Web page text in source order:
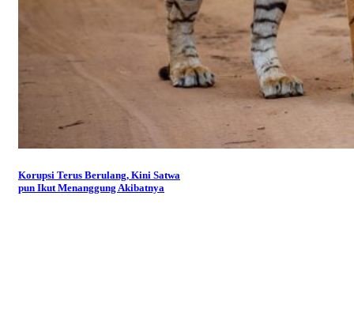
Korupsi Terus Berulang, Kini Satwa
pun Ikut Menanggung Akibatnya